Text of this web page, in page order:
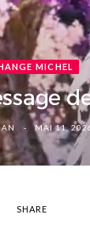
MICHEL
MAI 11,
SHARE